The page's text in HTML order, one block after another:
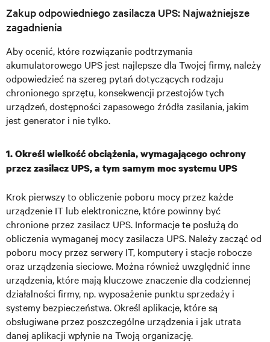
Zakup odpowiedniego zasilacza UPS: Najważniejsze
zagadnienia
Aby ocenić, które rozwiązanie podtrzymania
akumulatorowego UPS jest najlepsze dla Twojej firmy, należy
odpowiedzieć na szereg pytań dotyczących rodzaju
chronionego sprzętu, konsekwencji przestojów tych
urządzeń, dostępności zapasowego źródła zasilania, jakim
jest generator i nie tylko.
1. Określ wielkość obciążenia, wymagającego ochrony
przez zasilacz UPS, a tym samym moc systemu UPS
Krok pierwszy to obliczenie poboru mocy przez każde
urządzenie IT lub elektroniczne, które powinny być
chronione przez zasilacz UPS. Informacje te posłużą do
obliczenia wymaganej mocy zasilacza UPS. Należy zacząć od
poboru mocy przez serwery IT, komputery i stacje robocze
oraz urządzenia sieciowe. Można również uwzględnić inne
urządzenia, które mają kluczowe znaczenie dla codziennej
działalności firmy, np. wyposażenie punktu sprzedaży i
systemy bezpieczeństwa. Określ aplikacje, które są
obsługiwane przez poszczególne urządzenia i jak utrata
danej aplikacji wpłynie na Twoją organizację.